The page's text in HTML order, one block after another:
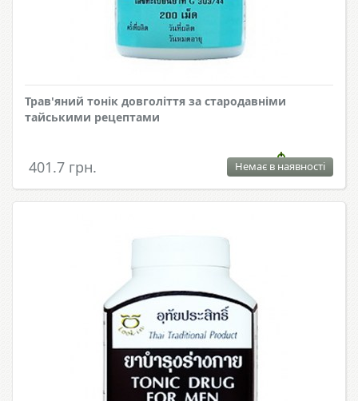
Трав'яний тонік довголіття за стародавніми
тайськими рецептами
401.7 грн. Немає в наявності